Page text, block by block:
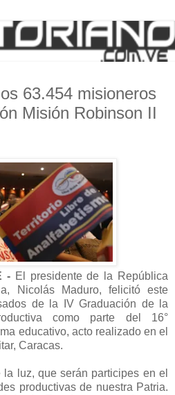
63.454 misioneros
Misión Robinson II
- El presidente de la República
Nicolás Maduro, felicitó este
de la IV Graduación de la
como parte del
16°
educativo, acto realizado en el
Caracas.
la luz, que serán participes en el
productivas de nuestra Patria.